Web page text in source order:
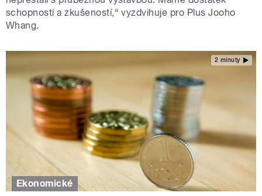
schopností a zkušeností,“ vyzdvihuje pro Plus Jooho
Whang.
2 minuty
Ekonomické